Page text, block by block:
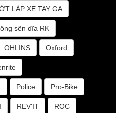
LÁP XE TAY GA
sên dĩa RK
OHLINS Oxford
Police Pro-Bike
REV'IT ROC